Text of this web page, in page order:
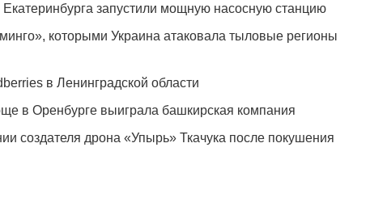
запустили мощную насосную станцию
которыми Украина атаковала тыловые регионы
в Ленинградской области
в Оренбурге выиграла башкирская компания
создателя дрона «Упырь» Ткачука после покушения